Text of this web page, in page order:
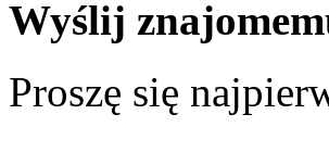
Wyślij
Proszę się